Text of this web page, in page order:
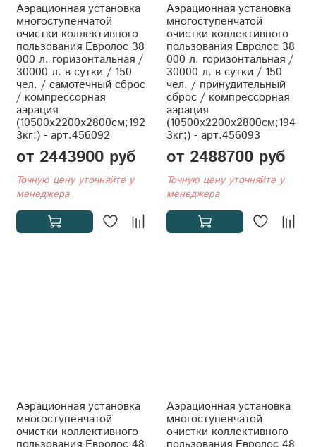
Аэрационная установка
многоступенчатой
очистки коллективного
пользования Евролос 38
000 л. горизонтальная /
30000 л. в сутки / 150
чел. / самотечный сброс
/ компрессорная
аэрация
(10500x2200x2800см;192
3кг;) - арт.456092
от 2443900 руб
Точную цену уточняйте у
менеджера
Аэрационная установка
многоступенчатой
очистки коллективного
пользования Евролос 38
000 л. горизонтальная /
30000 л. в сутки / 150
чел. / принудительный
сброс / компрессорная
аэрация
(10500x2200x2800см;194
3кг;) - арт.456093
от 2488700 руб
Точную цену уточняйте у
менеджера
Аэрационная установка
многоступенчатой
очистки коллективного
Аэрационная установка
многоступенчатой
очистки коллективного